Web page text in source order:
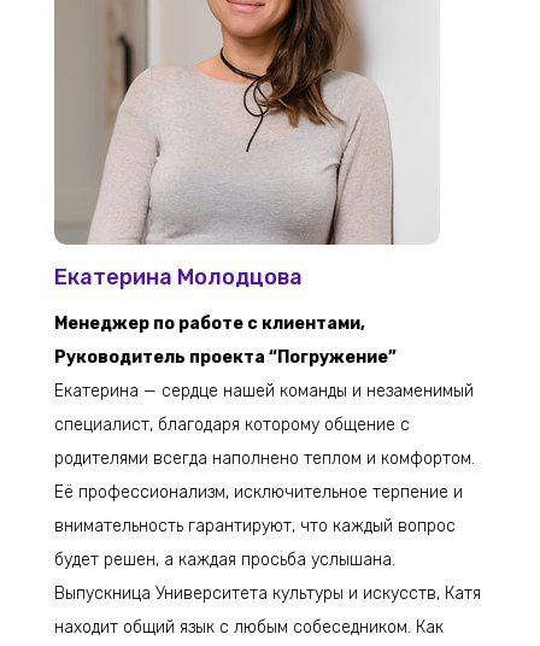
Екатерина Молодцова
Менеджер по работе с клиентами,
Руководитель проекта “Погружение”
Екатерина — сердце нашей команды и незаменимый
специалист, благодаря которому общение с
родителями всегда наполнено теплом и комфортом.
Её профессионализм, исключительное терпение и
внимательность гарантируют, что каждый вопрос
будет решен, а каждая просьба услышана.
Выпускница Университета культуры и искусств, Катя
находит общий язык с любым собеседником. Как